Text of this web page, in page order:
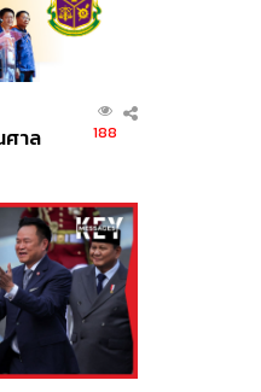
ศาล
188